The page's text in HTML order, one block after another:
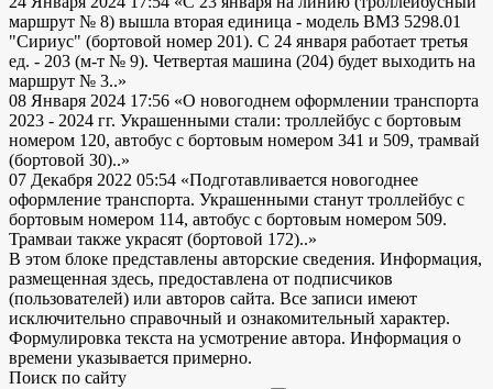
маршрут № 8) вышла вторая единица - модель ВМЗ 5298.01
"Сириус" (бортовой номер 201). С 24 января работает третья
ед. - 203 (м-т № 9). Четвертая машина (204) будет выходить на
маршрут № 3..»
08 Января 2024 17:56 «О новогоднем оформлении транспорта
2023 - 2024 гг. Украшенными стали: троллейбус с бортовым
номером 120, автобус с бортовым номером 341 и 509, трамвай
(бортовой 30)..»
07 Декабря 2022 05:54 «Подготавливается новогоднее
оформление транспорта. Украшенными станут троллейбус с
бортовым номером 114, автобус с бортовым номером 509.
Трамваи также украсят (бортовой 172)..»
В этом блоке представлены авторские сведения. Информация,
размещенная здесь, предоставлена от подписчиков
(пользователей) или авторов сайта. Все записи имеют
исключительно справочный и ознакомительный характер.
Формулировка текста на усмотрение автора. Информация о
времени указывается примерно.
Поиск по сайту